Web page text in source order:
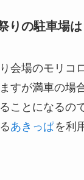
りの駐車場は
会場のモリコ
すが満車の場
ことになるの
あきっぱを利